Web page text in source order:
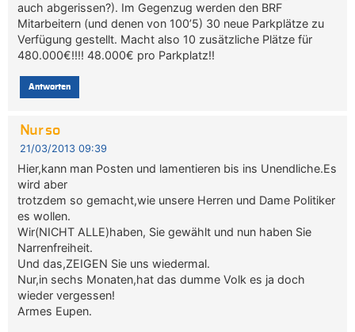
auch abgerissen?). Im Gegenzug werden den BRF
Mitarbeitern (und denen von 100’5) 30 neue Parkplätze zu
Verfügung gestellt. Macht also 10 zusätzliche Plätze für
480.000€!!!! 48.000€ pro Parkplatz!!
Antworten
Nur so
21/03/2013 09:39
Hier,kann man Posten und lamentieren bis ins Unendliche.Es
wird aber
trotzdem so gemacht,wie unsere Herren und Dame Politiker
es wollen.
Wir(NICHT ALLE)haben, Sie gewählt und nun haben Sie
Narrenfreiheit.
Und das,ZEIGEN Sie uns wiedermal.
Nur,in sechs Monaten,hat das dumme Volk es ja doch
wieder vergessen!
Armes Eupen.